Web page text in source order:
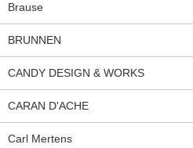
Brause
BRUNNEN
CANDY DESIGN & WORKS
CARAN D'ACHE
Carl Mertens